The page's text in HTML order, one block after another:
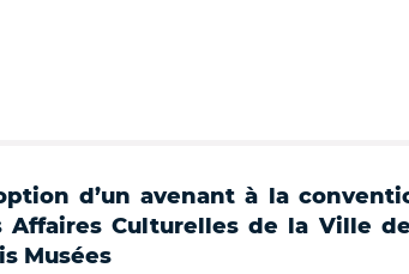
d’un avenant à la
Affaires Culturelles de la Ville
Musées